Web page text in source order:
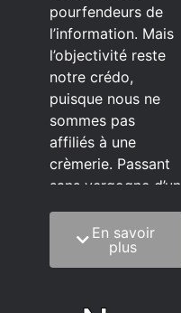
pourfendeurs de
l’information. Mais
l’objectivité reste
notre crédo,
puisque nous ne
sommes pas
affiliés à une
crèmerie. Passant
sans vergogne d’un
C’est quoi notre
méthode?
En savoir
plus